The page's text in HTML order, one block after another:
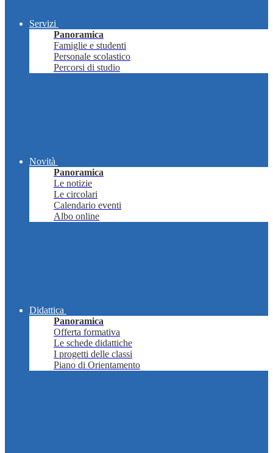
Servizi
Panoramica
Famiglie e studenti
Personale scolastico
Percorsi di studio
Novità
Panoramica
Le notizie
Le circolari
Calendario eventi
Albo online
Didattica
Panoramica
Offerta formativa
Le schede didattiche
I progetti delle classi
Piano di Orientamento